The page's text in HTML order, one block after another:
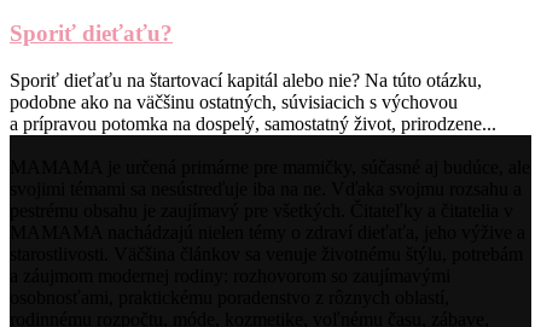
Sporiť dieťaťu?
Sporiť dieťaťu na štartovací kapitál alebo nie? Na túto otázku,
podobne ako na väčšinu ostatných, súvisiacich s výchovou
a prípravou potomka na dospelý, samostatný život, prirodzene...